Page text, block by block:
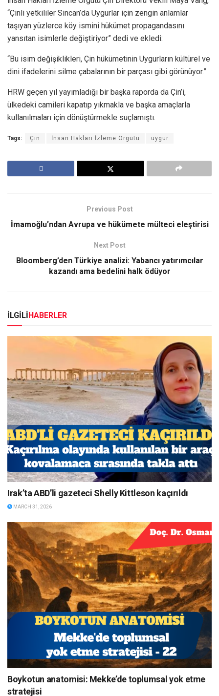
“Çinli yetkililer Sincan’da Uygurlar için zengin anlamlar
taşıyan yüzlerce köy ismini hükümet propagandasını
yansıtan isimlerle değiştiriyor” dedi ve ekledi:
“Bu isim değişiklikleri, Çin hükümetinin Uygurların kültürel ve
dini ifadelerini silme çabalarının bir parçası gibi görünüyor.”
HRW geçen yıl yayımladığı bir başka raporda da Çin’i,
ülkedeki camileri kapatıp yıkmakla ve başka amaçlarla
kullanılmaları için dönüştürmekle suçlamıştı.
Tags: Çin İnsan Hakları İzleme Örgütü uygur
Previous Post
İmamoğlu’ndan Avrupa ve hükümete mülteci eleştirisi
Next Post
Bloomberg’den Türkiye analizi: Yabancı yatırımcılar
kazandı ama bedelini halk ödüyor
İLGİLİ HABERLER
Irak’ta ABD’li gazeteci Shelly Kittleson kaçırıldı
MARCH 31, 2026
Boykotun anatomisi: Mekke’de toplumsal yok etme
stratejisi